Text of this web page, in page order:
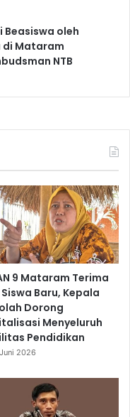
Beasiswa oleh
di Mataram
NTB
9 Mataram Terima
Baru, Kepala
Dorong
Menyeluruh
Pendidikan
2026